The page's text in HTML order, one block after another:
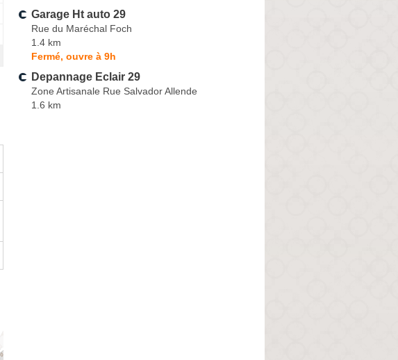
Garage Ht auto 29
Rue du Maréchal Foch
1.4 km
Fermé, ouvre à 9h
Depannage Eclair 29
Zone Artisanale Rue Salvador Allende
1.6 km